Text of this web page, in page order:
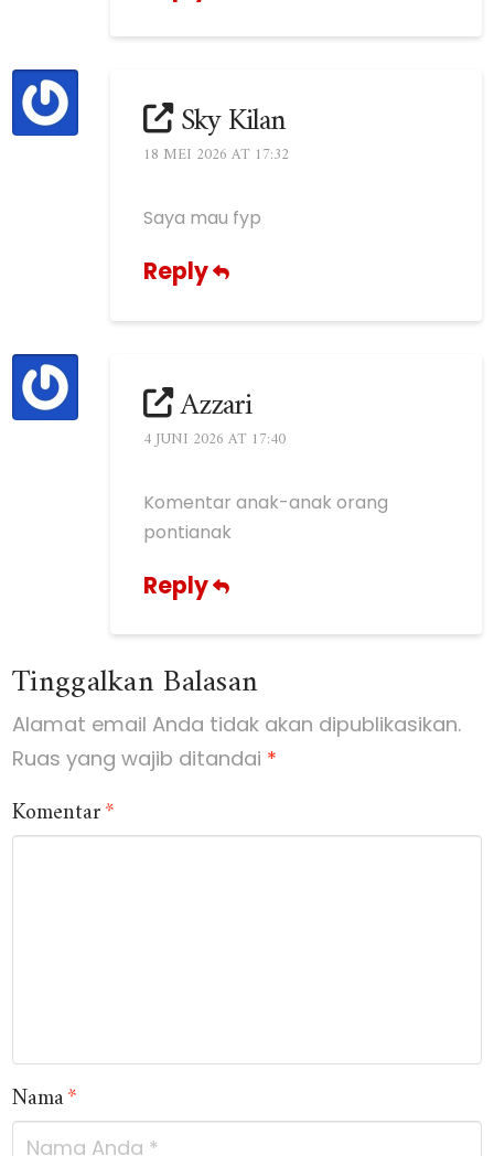
Sky Kilan
18 MEI 2026 AT 17:32
Saya mau fyp
Reply
Azzari
4 JUNI 2026 AT 17:40
Komentar anak-anak orang
pontianak
Reply
Tinggalkan Balasan
Alamat email Anda tidak akan dipublikasikan.
Ruas yang wajib ditandai *
Komentar*
Nama*